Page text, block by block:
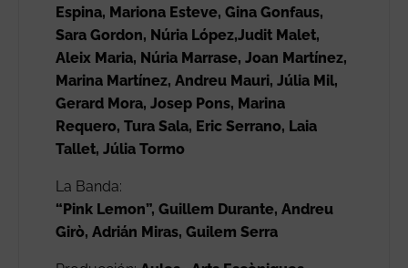
Espina, Mariona Esteve, Gina Gonfaus,
Sara Gordon, Núria López,Judit Malet,
Aleix Maria, Núria Marrase, Joan Martínez,
Marina Martínez, Andreu Mauri, Júlia Mil,
Gerard Mora, Josep Pons, Marina
Requero, Tura Sala, Eric Serrano, Laia
Tallet, Júlia Tormo
La Banda:
“Pink Lemon”, Guillem Durante, Andreu
Girò, Adrián Miras, Guilem Serra